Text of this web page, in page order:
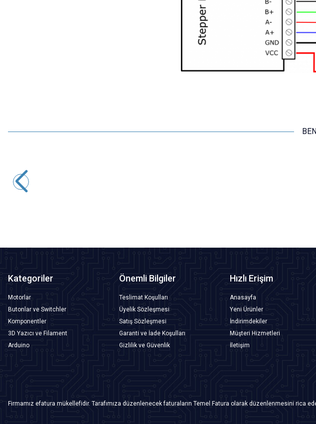
Kategoriler
Motorlar
Butonlar ve Switchler
Komponentler
3D Yazıcı ve Filament
Arduino
Önemli Bilgiler
Teslimat Koşulları
Üyelik Sözleşmesi
Satış Sözleşmesi
Garanti ve İade Koşulları
Gizlilik ve Güvenlik
Hızlı Erişim
Anasayfa
Yeni Ürünler
İndirimdekiler
Müşteri Hizmetleri
İletişim
Firmamız efatura mükellefidir. Tarafımıza düzenlenecek faturaların Temel Fatura olarak düzenlenmesini rica